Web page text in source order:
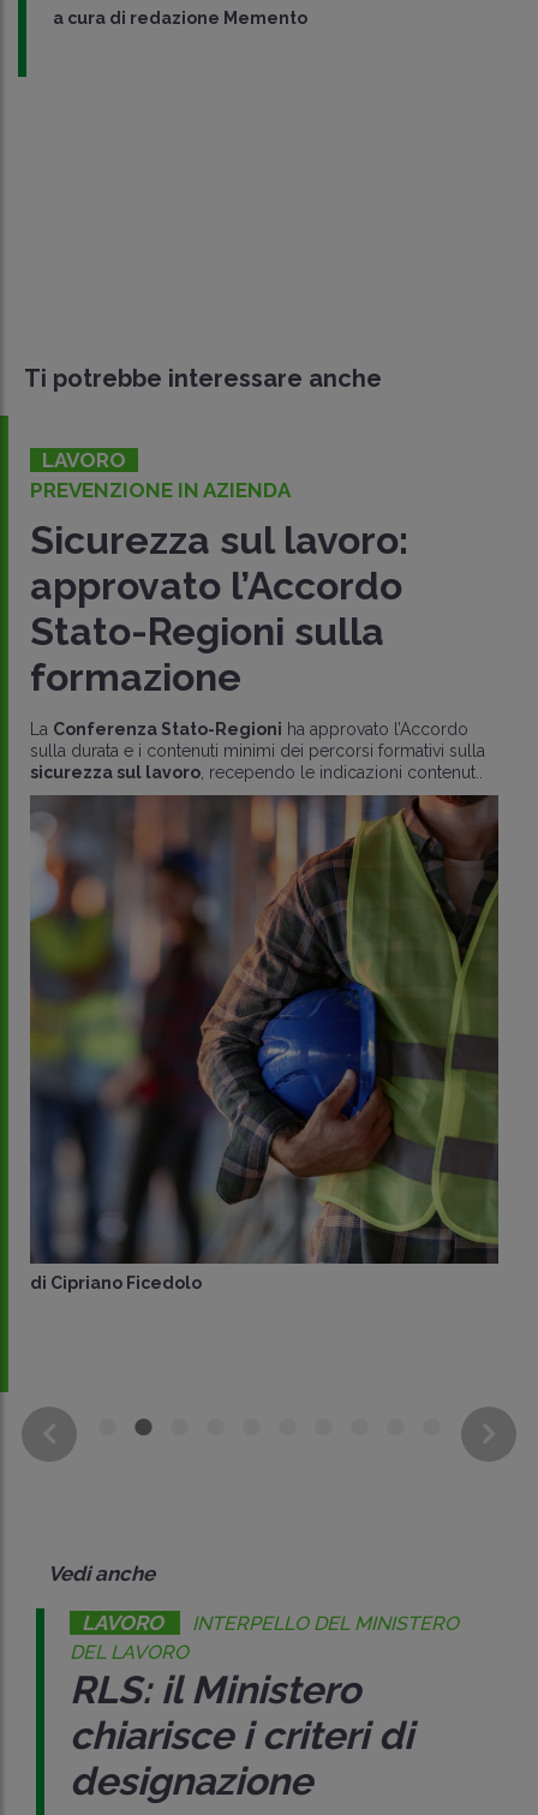
a cura di redazione Memento
Ti potrebbe interessare anche
LAVORO
PREVENZIONE IN AZIENDA
Sicurezza sul lavoro:
approvato l’Accordo
Stato-Regioni sulla
formazione
La Conferenza Stato-Regioni ha approvato l’Accordo
sulla durata e i contenuti minimi dei percorsi formativi sulla
sicurezza sul lavoro, recependo le indicazioni contenut..
di Cipriano Ficedolo
Vedi anche
LAVORO
INTERPELLO DEL MINISTERO
DEL LAVORO
RLS: il Ministero
chiarisce i criteri di
designazione